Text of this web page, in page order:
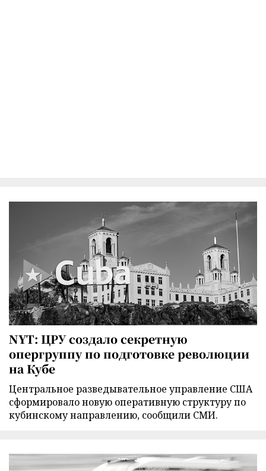
NYT: ЦРУ создало секретную
опергруппу по подготовке революции
на Кубе
Центральное разведывательное управление США
сформировало новую оперативную структуру по
кубинскому направлению, сообщили СМИ.